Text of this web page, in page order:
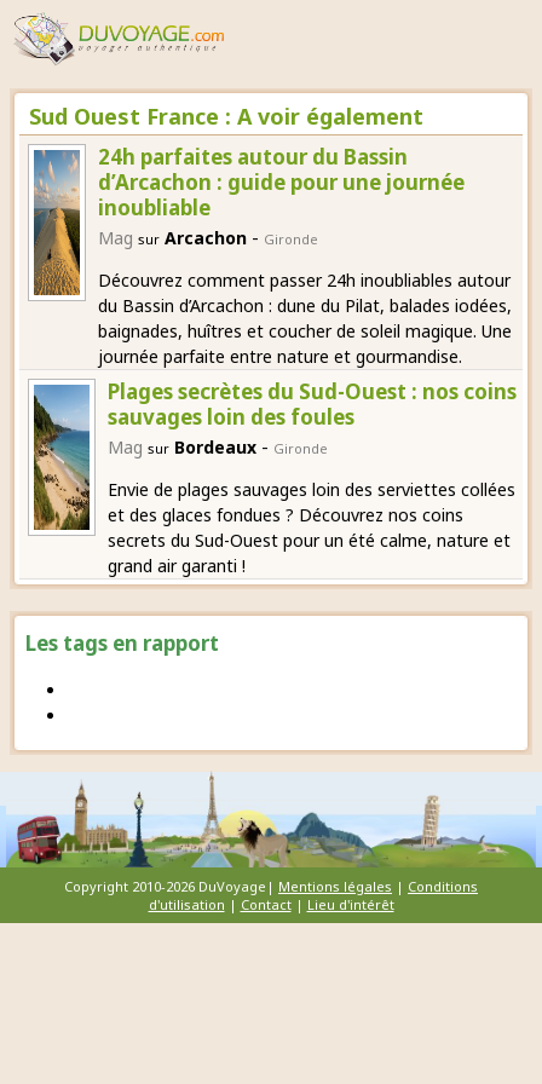
Les tags en rapport
Sud Ouest France : A voir également
24h parfaites autour du Bassin
d’Arcachon : guide pour une journée
inoubliable
Mag sur Arcachon - Gironde
Découvrez comment passer 24h inoubliables autour
du Bassin d’Arcachon : dune du Pilat, balades iodées,
baignades, huîtres et coucher de soleil magique. Une
journée parfaite entre nature et gourmandise.
Plages secrètes du Sud-Ouest : nos coins
sauvages loin des foules
Mag sur Bordeaux- Gironde
Envie de plages sauvages loin des serviettes collées
et des glaces fondues ? Découvrez nos coins
secrets du Sud-Ouest pour un été calme, nature et
grand air garanti !
Copyright 2010-2026 DuVoyage| Mentions légales | Conditions
d'utilisation | Contact| Lieu d'intérêt